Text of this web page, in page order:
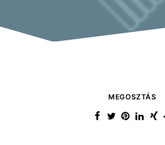
MEGOSZTÁS